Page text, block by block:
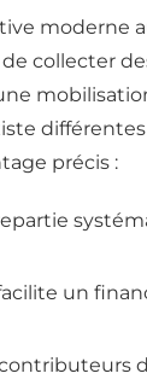
moderne
collecter
précis :
un